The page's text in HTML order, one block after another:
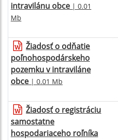
intravilánu obce | 0.01
Mb
Žiadosť o odňatie
poľnohospodárskeho
pozemku v intraviláne
obce | 0.01 Mb
Žiadosť o registráciu
samostatne
hospodariaceho roľníka